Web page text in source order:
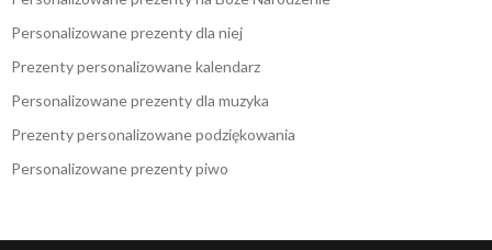
Personalizowane prezenty dla niej
Prezenty personalizowane kalendarz
Personalizowane prezenty dla muzyka
Prezenty personalizowane podziękowania
Personalizowane prezenty piwo